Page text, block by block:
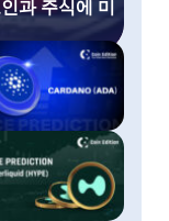
과 주식에 미